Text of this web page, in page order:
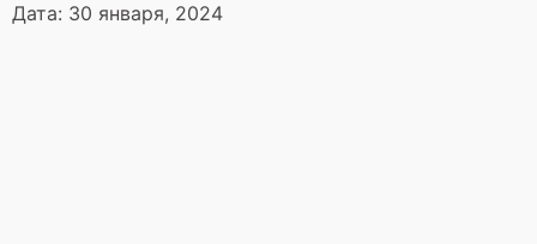
Дата: 30 января, 2024